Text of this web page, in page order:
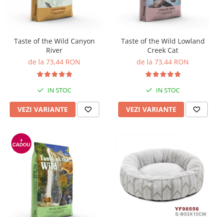
Brit Care
Pro Plan
Dog Food
Hill's
Josera
Dog Chow
Hrana Umeda Caini
Taste of the Wild
Inaba Churu
Brit Premium
Orijen
Pro Plan
Applaws
Cat Chow
Royal Canin
Applaws
BonaCibo
Ciao Inaba
Taste of the Wild Canyon
River
de la 73,44 RON
IN STOC
VEZI VARIANTE
Taste of the Wild Lowland
Creek Cat
de la 73,44 RON
IN STOC
VEZI VARIANTE